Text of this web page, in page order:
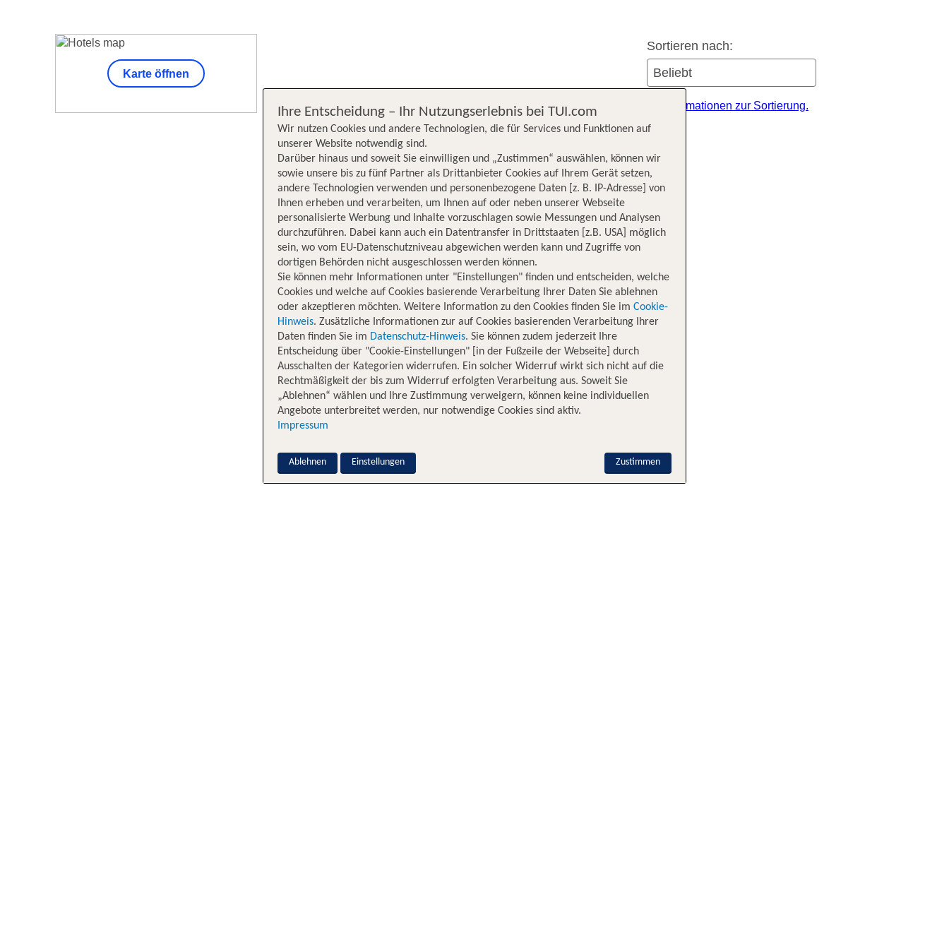
Sortieren nach:
Unsere Suchergebnisse werden nach verschiedenen Kriterien sortiert. Weitere Informationen zur Sortierung.
Karte öffnen
Ihre Entscheidung – Ihr Nutzungserlebnis bei TUI.com
Wir nutzen Cookies und andere Technologien, die für Services und Funktionen auf
unserer Website notwendig sind.
Darüber hinaus und soweit Sie einwilligen und „Zustimmen“ auswählen, können wir
sowie unsere bis zu fünf Partner als Drittanbieter Cookies auf Ihrem Gerät setzen,
andere Technologien verwenden und personenbezogene Daten [z. B. IP-Adresse] von
Ihnen erheben und verarbeiten, um Ihnen auf oder neben unserer Webseite
personalisierte Werbung und Inhalte vorzuschlagen sowie Messungen und Analysen
durchzuführen. Dabei kann auch ein Datentransfer in Drittstaaten [z.B. USA] möglich
sein, wo vom EU-Datenschutzniveau abgewichen werden kann und Zugriffe von
dortigen Behörden nicht ausgeschlossen werden können.
Sie können mehr Informationen unter "Einstellungen" finden und entscheiden, welche
Cookies und welche auf Cookies basierende Verarbeitung Ihrer Daten Sie ablehnen
oder akzeptieren möchten. Weitere Information zu den Cookies finden Sie im Cookie-
Hinweis. Zusätzliche Informationen zur auf Cookies basierenden Verarbeitung Ihrer
Daten finden Sie im Datenschutz-Hinweis. Sie können zudem jederzeit Ihre
Entscheidung über "Cookie-Einstellungen" [in der Fußzeile der Webseite] durch
Ausschalten der Kategorien widerrufen. Ein solcher Widerruf wirkt sich nicht auf die
Rechtmäßigkeit der bis zum Widerruf erfolgten Verarbeitung aus. Soweit Sie
„Ablehnen“ wählen und Ihre Zustimmung verweigern, können keine individuellen
Angebote unterbreitet werden, nur notwendige Cookies sind aktiv.
Impressum
Zustimmen
Ablehnen Einstellungen